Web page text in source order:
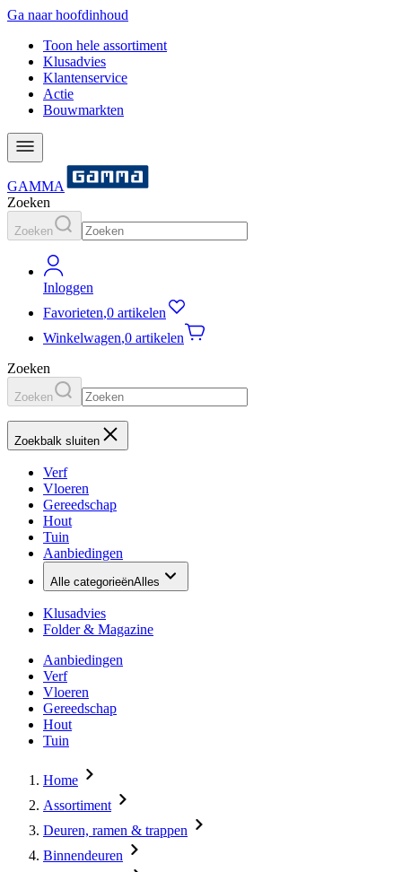
Ga naar hoofdinhoud
Toon hele assortiment
Klusadvies
Klantenservice
Actie
Bouwmarkten
GAMMA
Zoeken
Zoeken
Inloggen
Favorieten,0 artikelen
Winkelwagen,0 artikelen
Zoeken
Zoeken
Zoekbalk sluiten
Verf
Vloeren
Gereedschap
Hout
Tuin
Aanbiedingen
Alle categorieënAlles
Klusadvies
Folder & Magazine
Aanbiedingen
Verf
Vloeren
Gereedschap
Hout
Tuin
Home
Assortiment
Deuren, ramen & trappen
Binnendeuren